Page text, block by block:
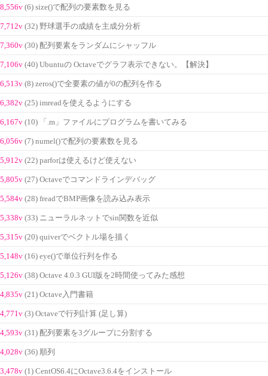
8,556v (6) size()で配列の要素数を見る
7,712v (32) 野球選手の成績を主成分分析
7,360v (30) 配列要素をランダムにシャッフル
7,106v (40) Ubuntuの Octaveでグラフ表示できない。【解決】
6,513v (8) zeros()で全要素の値が0の配列を作る
6,382v (25) imreadを使えるようにする
6,167v (10) 「.m」ファイルにプログラムを書いてみる
6,056v (7) numel()で配列の要素数を見る
5,912v (22) parforは使えるけど使えない
5,805v (27) Octaveでコマンドラインデバッグ
5,584v (28) freadでBMP画像を読み込み表示
5,338v (33) ニューラルネットでsin関数を近似
5,315v (20) quiverでベクトル場を描く
5,148v (16) eye()で単位行列を作る
5,126v (38) Octave 4.0.3 GUI版を2時間使ってみた感想
4,835v (21) Octave入門書籍
4,771v (3) Octaveで行列計算 (足し算)
4,593v (31) 配列要素を3グループに分割する
4,028v (36) 順列
3,478v (1) CentOS6.4にOctave3.6.4をインストール